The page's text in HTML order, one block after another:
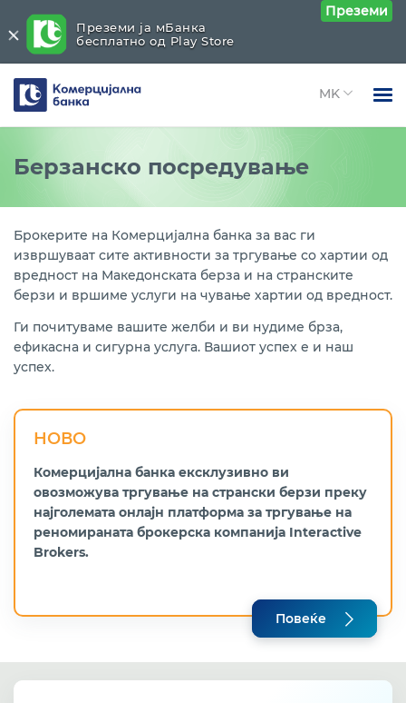
Open
За нас
Open
Блог
Close submenu (Хартии од вредност)
Работи со државни хартии од вредност
Инвестициско банкарство
Старателски работи над хартии од вредност
Банка - чувар на имот
Комерцијална
банка
Берзанско посредување
Брокерите на Комерцијална банка за вас ги
извршуваат сите активности за тргување со хартии од
вредност на Македонската берза и на странските
берзи и вршиме услуги на чување хартии од вредност.
Ги почитуваме вашите желби и ви нудиме брза,
ефикасна и сигурна услуга. Вашиот успех е и наш
успех.
НОВО
Комерцијална банка ексклузивно ви
овозможува тргување на странски берзи преку
најголемата онлајн платформа за тргување на
реномираната брокерска компанија Interactive
Brokers.
Повеќе
Преземи ја мБанка
бесплатно од Play Store
Преземи